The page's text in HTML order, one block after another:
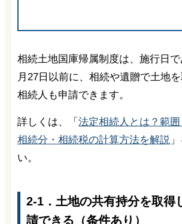
相続土地国庫帰属制度は、施行日
月27日以前に、相続や遺贈で土地
相続人も申請できます。
詳しくは、「 法定相続人とは？範
相続分・相続税の計算方法を解説」
い。
2-1．土地の共有持分を取得
請できる（条件あり）